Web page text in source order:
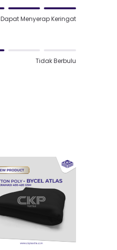
Dapat Menyerap Keringat
Tidak Berbulu